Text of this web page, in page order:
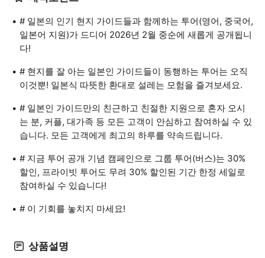
# 일본의 인기 현지 가이드들과 함께하는 투어(영어, 중국어,
일본어 지원)가 드디어 2026년 2월 중순에 새롭게 공개됩니
다!
# 현지를 잘 아는 일본인 가이드들이 동행하는 투어는 오직
이것뿐! 일본식 따뜻한 환대로 설레는 모험을 즐겨보세요.
# 일본인 가이드만의 친근하고 친절한 지원으로 혼자 오시
는 분, 커플, 대가족 등 모든 고객이 안심하고 참여하실 수 있
습니다. 모든 고객에게 최고의 하루를 약속드립니다.
# 지금 투어 공개 기념 캠페인으로 그룹 투어(버스)는 30%
할인, 프라이빗 투어도 무려 30% 할인된 기간 한정 세일로
참여하실 수 있습니다!
# 이 기회를 놓치지 마세요!
상품설명